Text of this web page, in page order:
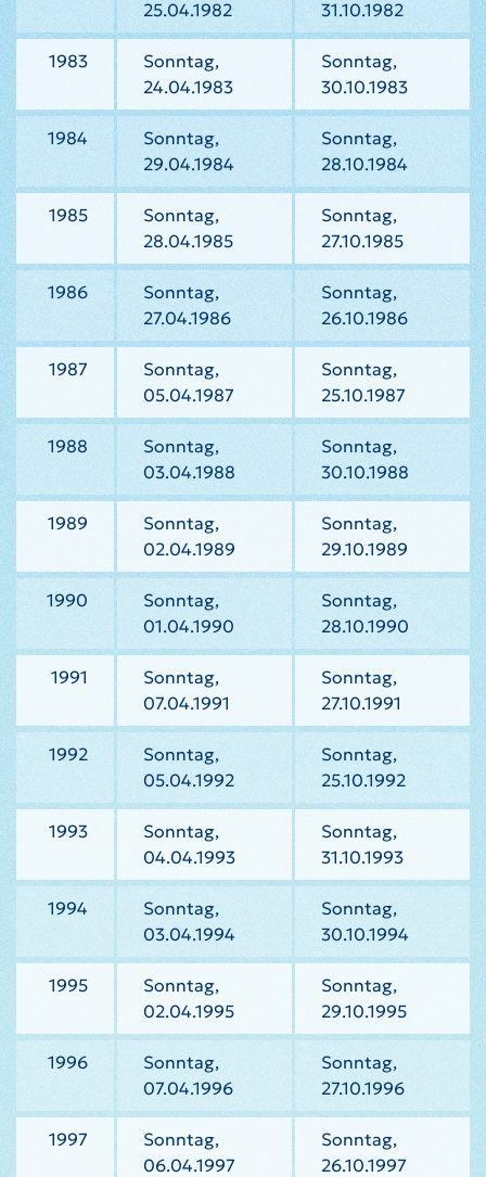
25.04.1982 31.10.1982
1983
Sonntag,
24.04.1983
Sonntag,
30.10.1983
1984
Sonntag,
29.04.1984
Sonntag,
28.10.1984
1985
Sonntag,
28.04.1985
Sonntag,
27.10.1985
1986
Sonntag,
27.04.1986
Sonntag,
26.10.1986
1987
Sonntag,
05.04.1987
Sonntag,
25.10.1987
1988
Sonntag,
03.04.1988
Sonntag,
30.10.1988
1989
Sonntag,
02.04.1989
Sonntag,
29.10.1989
1990
Sonntag,
01.04.1990
Sonntag,
28.10.1990
1991
Sonntag,
07.04.1991
Sonntag,
27.10.1991
1992
Sonntag,
05.04.1992
Sonntag,
25.10.1992
1993
Sonntag,
04.04.1993
Sonntag,
31.10.1993
1994
Sonntag,
03.04.1994
Sonntag,
30.10.1994
1995
Sonntag,
02.04.1995
Sonntag,
29.10.1995
1996
Sonntag,
07.04.1996
Sonntag,
27.10.1996
1997
Sonntag,
06.04.1997
Sonntag,
26.10.1997